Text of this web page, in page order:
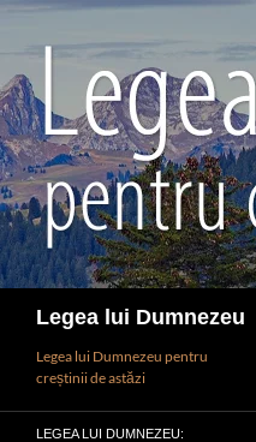
conținut
Legea lui Dumnezeu
Legea lui Dumnezeu pentru
creștinii de astăzi
LEGEA LUI DUMNEZEU: